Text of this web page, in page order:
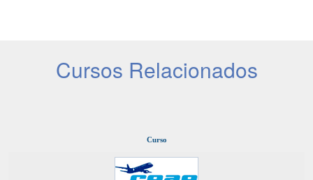
Cursos Relacionados
Curso